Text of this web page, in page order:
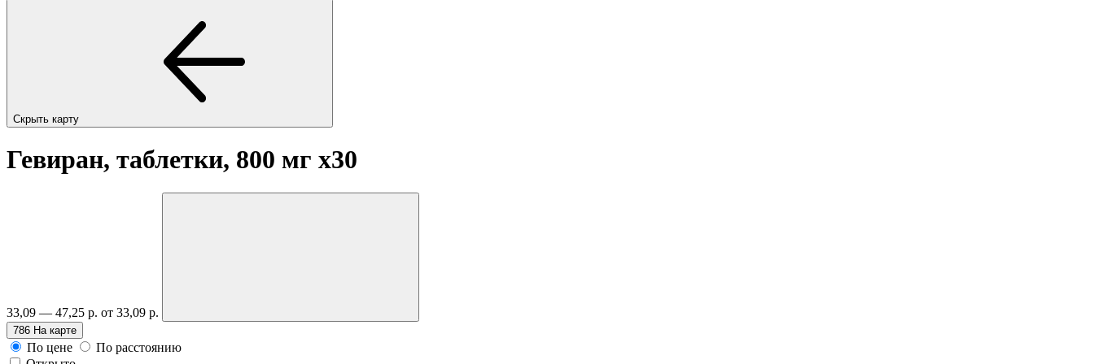
Скрыть карту
Гевиран, таблетки, 800 мг x30
33,09 — 47,25 р. от 33,09 р.
786 На карте
По цене
По расстоянию